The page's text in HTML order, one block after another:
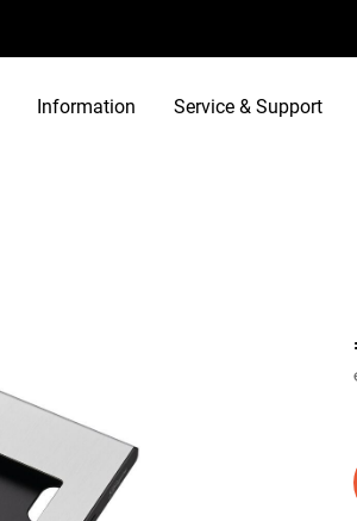
Information Service & Support